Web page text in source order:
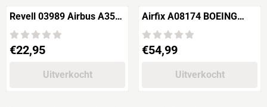
Revell 03989 Airbus A350-
900
Prijs: 22,95
€22,95
Uitverkocht
Airfix A08174 BOEING
747-200 Jumbo Jet
Prijs: 54,99
€54,99
Uitverkocht